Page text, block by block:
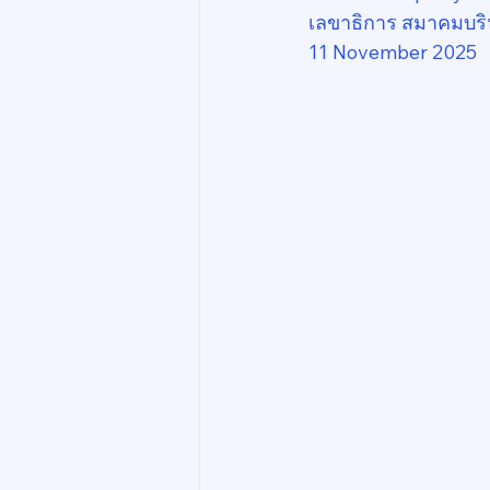
เลขาธิการ สมาคมบ
11 November 2025